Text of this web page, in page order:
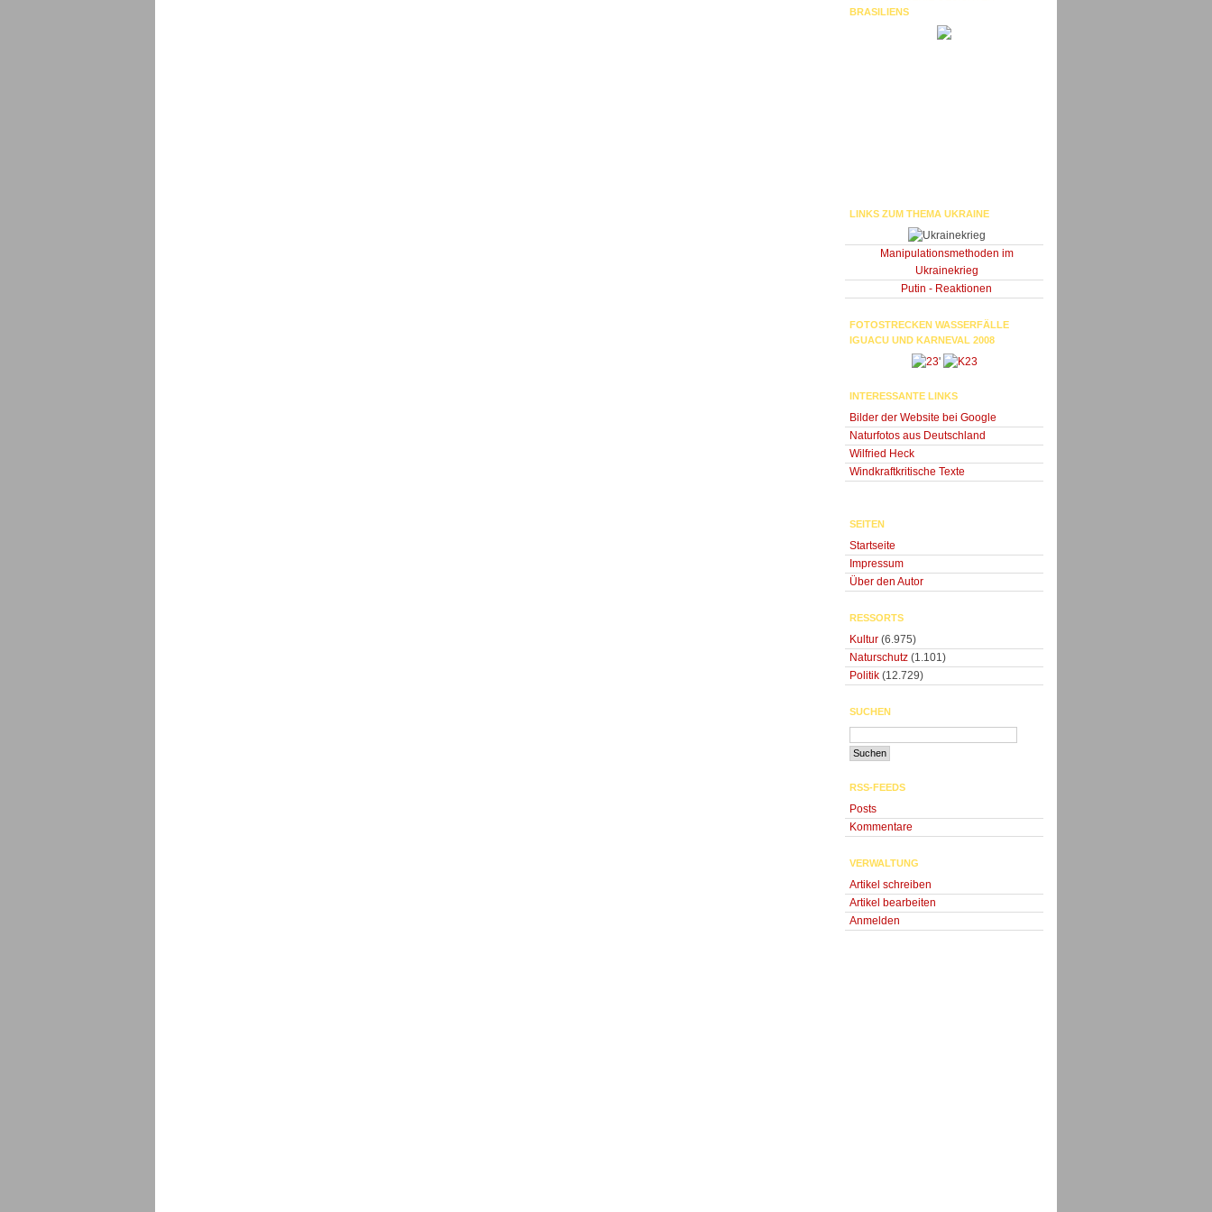
BRASILIENS
LINKS ZUM THEMA UKRAINE
Manipulationsmethoden im
Ukrainekrieg
Putin - Reaktionen
FOTOSTRECKEN WASSERFÄLLE
IGUACU UND KARNEVAL 2008
'
INTERESSANTE LINKS
Bilder der Website bei Google
Naturfotos aus Deutschland
Wilfried Heck
Windkraftkritische Texte
SEITEN
Startseite
Impressum
Über den Autor
RESSORTS
Kultur (6.975)
Naturschutz (1.101)
Politik (12.729)
SUCHEN
RSS-FEEDS
Posts
Kommentare
VERWALTUNG
Artikel schreiben
Artikel bearbeiten
Anmelden